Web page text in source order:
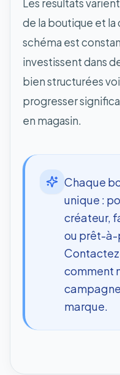
Les résultats
de la boutique et la
schéma est
investissent dans
bien structurées
progresser
en magasin.
Chaque
unique :
créateur,
ou prêt-à-
comment
marque.